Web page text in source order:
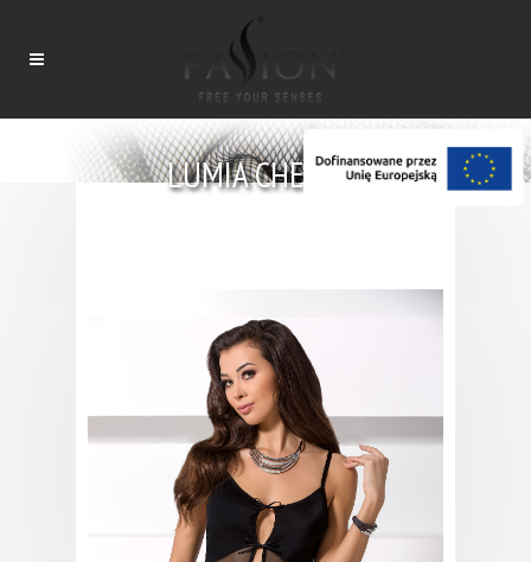
LUMIA CHEMISE